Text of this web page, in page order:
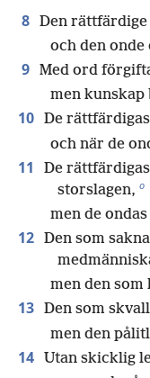
8 Den
och den onde
9 Med ord
men
10 De
och när de
11
De
storslagen, o
men de
12 Den som
men den
13 Den som
men den
14 Utan skicklig